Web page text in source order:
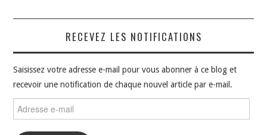
RECEVEZ LES NOTIFICATIONS
Saisissez votre adresse e-mail pour vous abonner à ce blog et
recevoir une notification de chaque nouvel article par e-mail.
e-